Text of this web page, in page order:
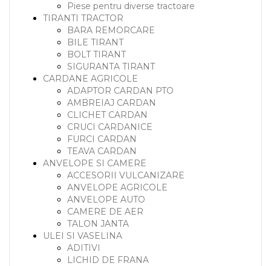
Piese pentru diverse tractoare
TIRANTI TRACTOR
BARA REMORCARE
BILE TIRANT
BOLT TIRANT
SIGURANTA TIRANT
CARDANE AGRICOLE
ADAPTOR CARDAN PTO
AMBREIAJ CARDAN
CLICHET CARDAN
CRUCI CARDANICE
FURCI CARDAN
TEAVA CARDAN
ANVELOPE SI CAMERE
ACCESORII VULCANIZARE
ANVELOPE AGRICOLE
ANVELOPE AUTO
CAMERE DE AER
TALON JANTA
ULEI SI VASELINA
ADITIVI
LICHID DE FRANA